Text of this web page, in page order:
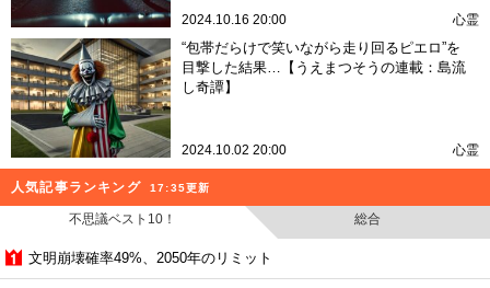
2024.10.16 20:00 心霊
“包帯だらけで笑いながら走り回るピエロ”を
目撃した結果…【うえまつそうの連載：島流
し奇譚】
2024.10.02 20:00 心霊
人気記事ランキング 17:35更新
不思議ベスト10！ 総合
文明崩壊確率49%、2050年のリミット